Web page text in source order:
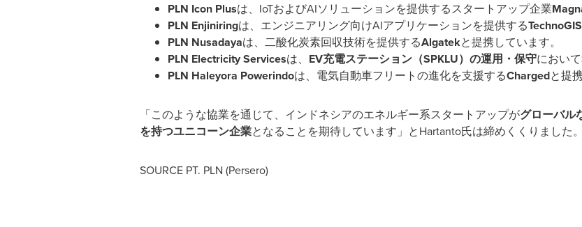
PLN Icon Plusは、 IoTおよびAIソリューションを提供するスタートアップ企業
PLN Enjiniringは、エンジニアリング向けAIアプリケーションを提供するTechnoGIS
PLN Nusadayaは、二酸化炭素回収技術を提供するAlgatekと提携しています。
PLN Electricity Servicesは、 EV充電ステーション（SPKLU）の運用・保守において
PLN Haleyora Powerindoは、電気自動車フリートの進化を支援するChargedと提
「このような協業を通じて、インドネシアのエネルギー系スタートアップがグローバル
を持つユニコーン企業となることを期待しています」とHartanto氏は締めくくりました。
SOURCE PT. PLN (Persero)